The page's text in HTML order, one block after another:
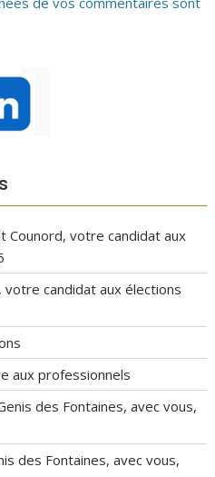
Counord, votre candidat aux
votre candidat aux élections
aux professionnels
des Fontaines, avec vous,
des Fontaines, avec vous,